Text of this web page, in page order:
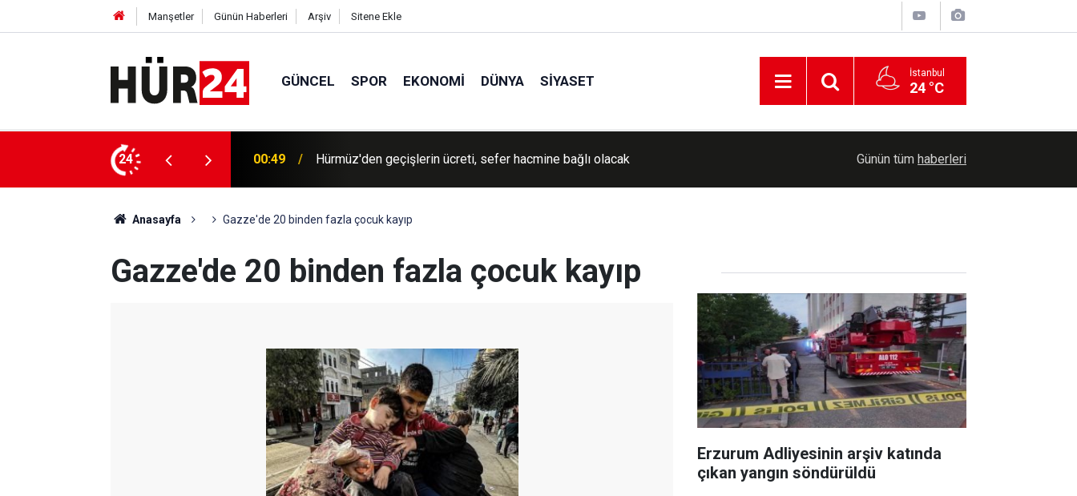
Manşetler Günün Haberleri Arşiv Sitene Ekle
GÜNCEL SPOR EKONOMI DÜNYA SIYASET İstanbul
24 °C
24
hacmine bağlı olacak 00:35 Trump, İran'a yönelik savaşın "yakında sona ereceğini" söyledi Cumhurbaşkanlığına Cevdet Yılmaz vekalet
Günün tüm haberleri
Anasayfa Gazze'de 20 binden fazla çocuk kayıp
Gazze'de 20 binden fazla çocuk kayıp
Erzurum Adliyesinin arşiv katında
çıkan yangın söndürüldü